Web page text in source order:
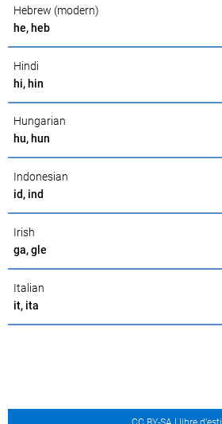
Hebrew (modern)
he, heb
Hindi
hi, hin
Hungarian
hu, hun
Indonesian
id, ind
Irish
ga, gle
Italian
it, ita